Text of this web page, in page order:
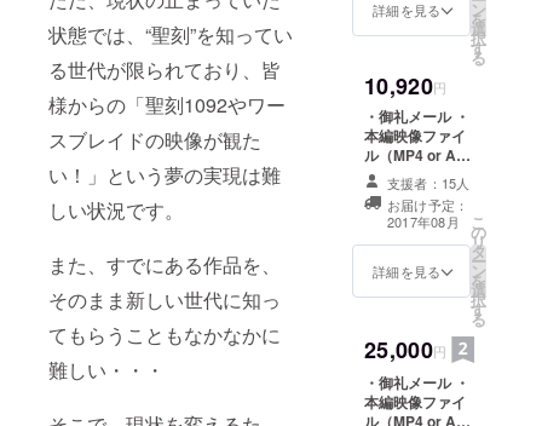
状態では、“聖刻”を知ってい
る世代が限られており、皆
様からの「聖刻1092やワー
スブレイドの映像が観た
い！」という夢の実現は難
しい状況です。
また、すでにある作品を、
そのまま新しい世代に知っ
てもらうこともなかなかに
難しい・・・
詳細を見る ン
を
選
択
す
る
10,920円
・御礼メール ・
本編映像ファイ
ル（MP4 or AVI
予定） ・ポスト
カード３枚 ・ク
リアファイル ・
「聖刻-
BEYOND-」初稿
pdf送付
支援者：15人
お届け予定：
2017年08月
詳細を見る
こ
の
リ
タ
ー
ン
を
選
択
す
る
25,000円
・御礼メール ・
本編映像ファイ
ル（MP4 or AVI